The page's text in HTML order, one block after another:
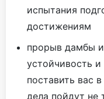
испытания
достижениям
прорыв дамбы
устойчивость
поставить вас
дела пойдут не